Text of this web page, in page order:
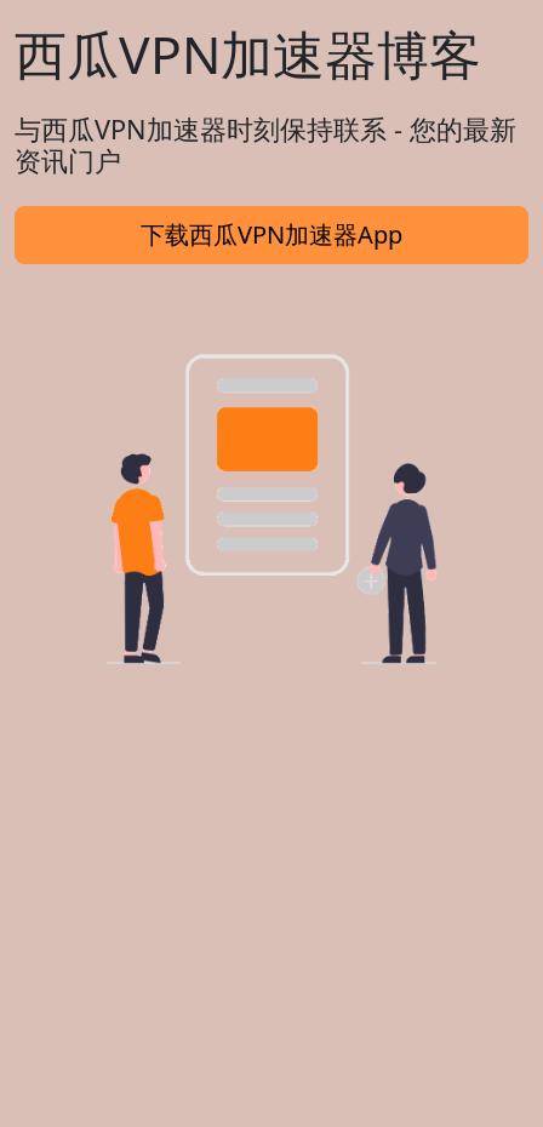
西瓜VPN加速器博客
与西瓜VPN加速器时刻保持联系 - 您的最新
资讯门户
下载西瓜VPN加速器App